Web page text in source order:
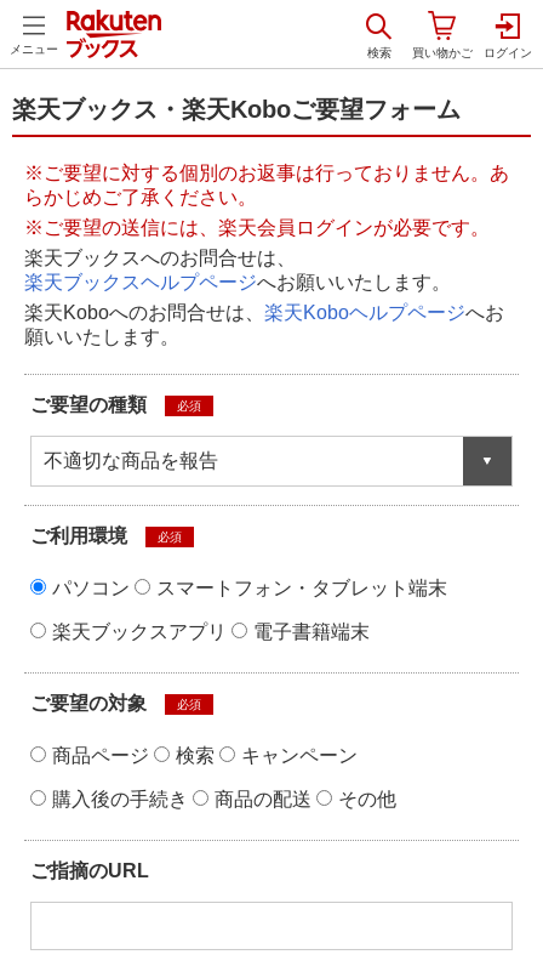
メニュー
楽天ブックス・楽天Koboご要望フォーム
※ご要望に対する個別のお返事は行っておりません。あ
らかじめご了承ください。
※ご要望の送信には、楽天会員ログインが必要です。
楽天ブックスへのお問合せは、
楽天ブックスヘルプページへお願いいたします。
楽天Koboへのお問合せは、 楽天Koboヘルプページへお
願いいたします。
ご要望の種類 必須
不適切な商品を報告
ご利用環境 必須
パソコン スマートフォン・タブレット端末
楽天ブックスアプリ 電子書籍端末
ご要望の対象 必須
商品ページ 検索 キャンペーン
購入後の手続き 商品の配送 その他
ご指摘のURL